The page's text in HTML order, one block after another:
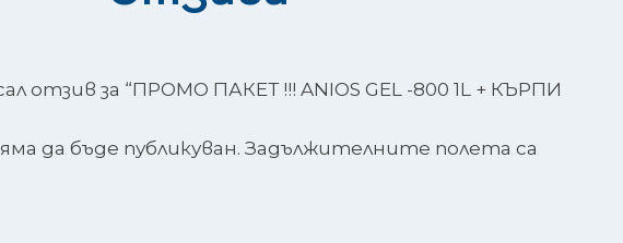
отзив за “ПРОМО ПАКЕТ !!! ANIOS GEL -800 1L + КЪРПИ
да бъде публикуван. Задължителните полета са